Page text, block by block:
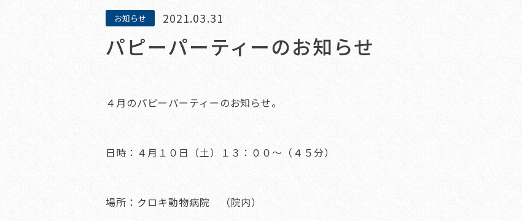
お知らせ 2021.03.31
パピーパーティーのお知らせ
４月のパピーパーティーのお知らせ。
日時：４月１０日（土）１３：００〜（４５分）
場所：クロキ動物病院 （院内）